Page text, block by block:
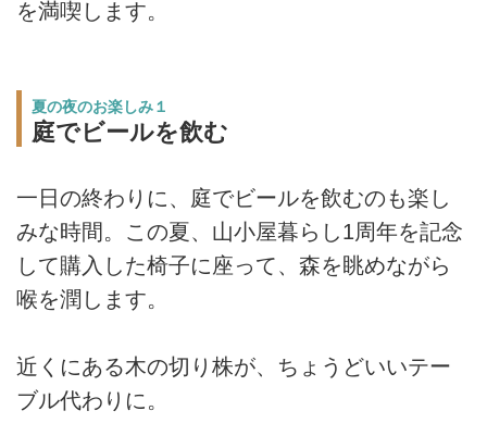
を満喫します。
夏の夜のお楽しみ１
庭でビールを飲む
一日の終わりに、庭でビールを飲むのも楽し
みな時間。この夏、山小屋暮らし1周年を記念
して購入した椅子に座って、森を眺めながら
喉を潤します。
近くにある木の切り株が、ちょうどいいテー
ブル代わりに。